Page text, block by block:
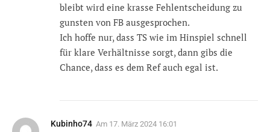
bleibt wird eine krasse Fehlentscheidung zu
gunsten von FB ausgesprochen.
Ich hoffe nur, dass TS wie im Hinspiel schnell
für klare Verhältnisse sorgt, dann gibs die
Chance, dass es dem Ref auch egal ist.
Kubinho74 Am 17. März 2024 16:01